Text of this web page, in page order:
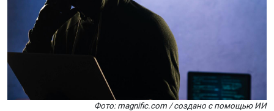
Фото: magnific.com / создано с помощью ИИ